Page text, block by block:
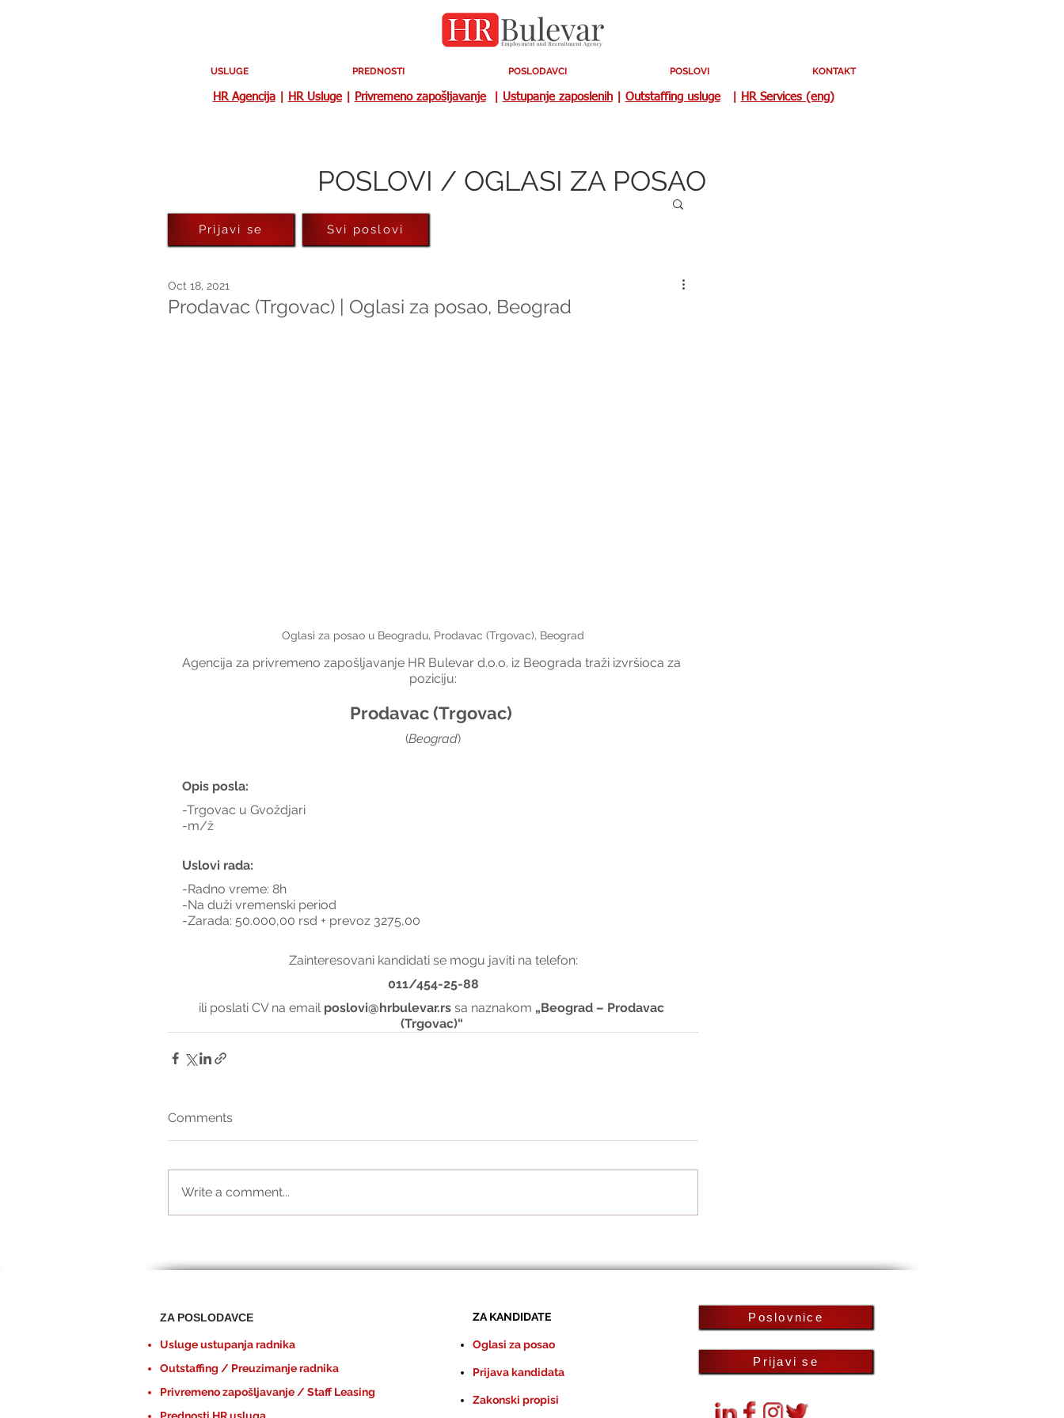
USLUGE PREDNOSTI POSLODAVCI POSLOVI KONTAKT
HR Agencija| HR Usluge| Privremeno zapošljavanje| Ustupanje zaposlenih| Outstaffing usluge| HR Services (eng)
POSLOVI / OGLASI ZA POSAO
Prodavac (Trgovac) | Oglasi za posao, Beograd
Oct 18, 2021
Oglasi za posao u Beogradu, Prodavac (Trgovac), Beograd
Agencija za privremeno zapošljavanje HR Bulevar d.o.o. iz Beograda traži izvršioca za
poziciju:
Prodavac (Trgovac)
(Beograd)
Opis posla:
-Trgovac u Gvoždjari
-m/ž
Uslovi rada:
-Radno vreme: 8h
-Na duži vremenski period
-Zarada: 50.000,00 rsd + prevoz 3275,00
Zainteresovani kandidati se mogu javiti na telefon:
011/454-25-88
ili poslati CV na email poslovi@hrbulevar.rs sa naznakom „Beograd – Prodavac
(Trgovac)“
Comments
Write a comment...
Prijavi se Svi poslovi
ZA POSLODAVCE
Usluge ustupanja radnika
Outstaffing / Preuzimanje radnika
Privremeno zapošljavanje / Staff Leasing
ZA KANDIDATE
Oglasi za posao
Prijava kandidata
Zakonski propisi
Poslovnice
Prijavi se